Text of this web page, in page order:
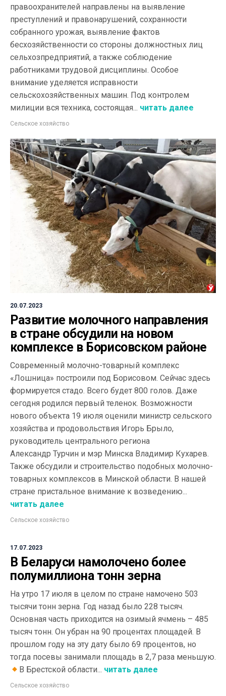
правоохранителей направлены на выявление
преступлений и правонарушений, сохранности
собранного урожая, выявление фактов
бесхозяйственности со стороны должностных лиц
сельхозпредприятий, а также соблюдение
работниками трудовой дисциплины. Особое
внимание уделяется исправности
сельскохозяйственных машин. Под контролем
милиции вся техника, состоящая... читать далее
Сельское хозяйство
20.07.2023
Развитие молочного направления
в стране обсудили на новом
комплексе в Борисовском районе
Современный молочно-товарный комплекс
«Лошница» построили под Борисовом. Сейчас здесь
формируется стадо. Всего будет 800 голов. Даже
сегодня родился первый теленок. Возможности
нового объекта 19 июля оценили министр сельского
хозяйства и продовольствия Игорь Брыло,
руководитель центрального региона
Александр Турчин и мэр Минска Владимир Кухарев.
Также обсудили и строительство подобных молочно-
товарных комплексов в Минской области. В нашей
стране пристальное внимание к возведению...
читать далее
Сельское хозяйство
17.07.2023
В Беларуси намолочено более
полумиллиона тонн зерна
На утро 17 июля в целом по стране намочено 503
тысячи тонн зерна. Год назад было 228 тысяч.
Основная часть приходится на озимый ячмень – 485
тысяч тонн. Он убран на 90 процентах площадей. В
прошлом году на эту дату было 69 процентов, но
тогда посевы занимали площадь в 2,7 раза меньшую.
В Брестской области... читать далее
Сельское хозяйство